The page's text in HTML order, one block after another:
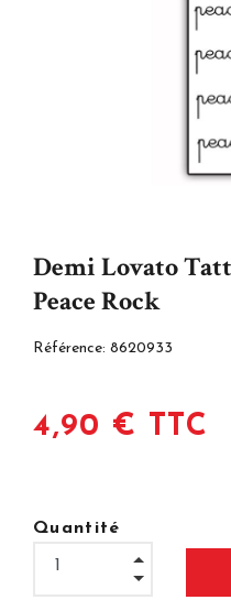
Demi Lovato
Peace Rock
Référence: 8620933
4,90 € TTC
Quantité